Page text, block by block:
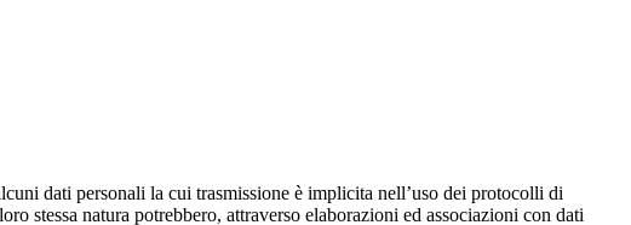
dati personali la cui trasmissione è implicita nell’uso dei protocolli di
stessa natura potrebbero, attraverso elaborazioni ed associazioni con dati